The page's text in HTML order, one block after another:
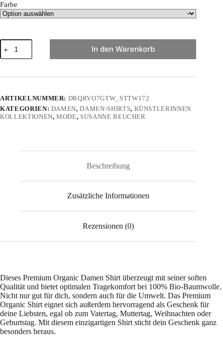
Farbe
"Yeah"
von
Susanne
-
Organic
Shirt
Menge
In den Warenkorb
ARTIKELNUMMER: DRQRVO7GTW_STTW172
KATEGORIEN: DAMEN,DAMEN-SHIRTS, KÜNSTLERINNEN
KOLLEKTIONEN,MODE, SUSANNE BEUCHER
Beschreibung
Zusätzliche Informationen
Rezensionen (0)
Dieses Premium Organic Damen Shirt überzeugt mit seiner soften
Qualität und bietet optimalen Tragekomfort bei 100% Bio-Baumwolle.
Nicht nur gut für dich, sondern auch für die Umwelt. Das Premium
Organic Shirt eignet sich außerdem hervorragend als Geschenk für
deine Liebsten, egal ob zum Vatertag, Muttertag, Weihnachten oder
Geburtstag. Mit diesem einzigartigen Shirt sticht dein Geschenk ganz
besonders heraus.